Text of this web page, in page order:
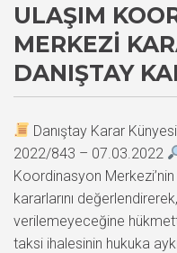
ULAŞIM
MERKEZI
DANIŞTAY
Danıştay Karar
2022/843 – 07.03.2022
Koordinasyon
kararlarını
verilemeyeceğine
taksi ihalesinin hukuka